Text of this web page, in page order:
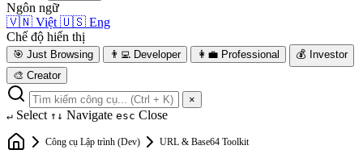
Ngôn ngữ
🇻🇳 Việt 🇺🇸 Eng
Chế độ hiển thị
🎯 Just Browsing 👨‍💻 Developer 👩‍💼 Professional 💰 Investor
🎨 Creator
×
↵ Select ↑↓ Navigate esc Close
Công cụ Lập trình (Dev) URL & Base64 Toolkit